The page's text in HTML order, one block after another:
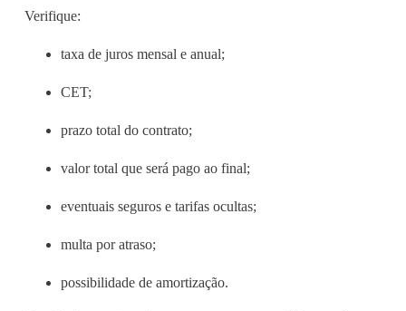
Verifique:
taxa de juros mensal e anual;
CET;
prazo total do contrato;
valor total que será pago ao final;
eventuais seguros e tarifas ocultas;
multa por atraso;
possibilidade de amortização.